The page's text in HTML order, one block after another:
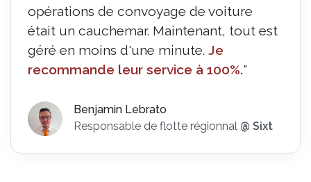
opérations de convoyage de voiture
était un cauchemar. Maintenant, tout est
géré en moins d'une minute. Je
recommande leur service à 100%."
Benjamin Lebrato
Responsable de flotte régionnal @ Sixt